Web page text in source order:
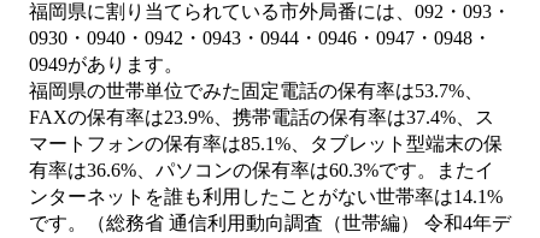
福岡県に割り当てられている市外局番には、092・093・
0930・0940・0942・0943・0944・0946・0947・0948・
0949があります。
福岡県の世帯単位でみた固定電話の保有率は53.7%、
FAXの保有率は23.9%、携帯電話の保有率は37.4%、ス
マートフォンの保有率は85.1%、タブレット型端末の保
有率は36.6%、パソコンの保有率は60.3%です。またイ
ンターネットを誰も利用したことがない世帯率は14.1%
です。（総務省 通信利用動向調査（世帯編） 令和4年デ